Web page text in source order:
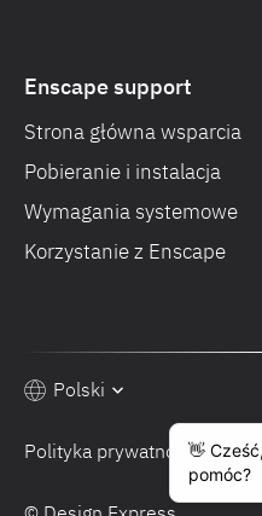
Enscape support
Strona główna wsparcia
Pobieranie i instalacja
Wymagania systemowe
Korzystanie z Enscape
Polityka prywatności
Polski